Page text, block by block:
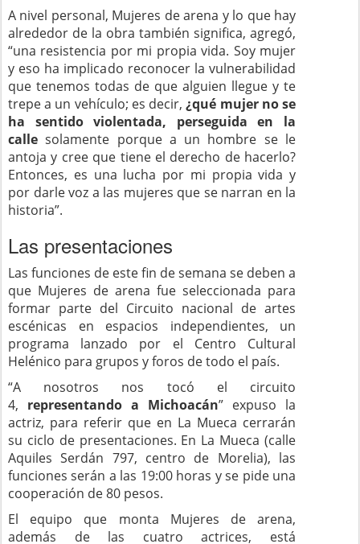
A nivel personal, Mujeres de arena y lo que hay
alrededor de la obra también significa, agregó,
“una resistencia por mi propia vida. Soy mujer
y eso ha implicado reconocer la vulnerabilidad
que tenemos todas de que alguien llegue y te
trepe a un vehículo; es decir,¿qué mujer no se
ha sentido violentada, perseguida en la
calle solamente porque a un hombre se le
antoja y cree que tiene el derecho de hacerlo?
Entonces, es una lucha por mi propia vida y
por darle voz a las mujeres que se narran en la
historia”.
Las presentaciones
Las funciones de este fin de semana se deben a
que Mujeres de arena fue seleccionada para
formar parte del Circuito nacional de artes
escénicas en espacios independientes, un
programa lanzado por el Centro Cultural
Helénico para grupos y foros de todo el país.
“A nosotros nos tocó el circuito
4, representando a Michoacán” expuso la
actriz, para referir que en La Mueca cerrarán
su ciclo de presentaciones. En La Mueca (calle
Aquiles Serdán 797, centro de Morelia), las
funciones serán a las 19:00 horas y se pide una
cooperación de 80 pesos.
El equipo que monta Mujeres de arena,
además de las cuatro actrices, está